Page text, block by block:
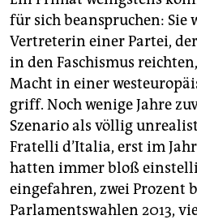
für sich beanspruchen: Sie
Vertreterin einer Partei,
in den Faschismus
Macht in einer
griff. Noch wenige Jahre
Szenario als völlig
Fratelli d’Italia, erst im
hatten immer bloß
eingefahren, zwei Prozent
Parlamentswahlen 2013,